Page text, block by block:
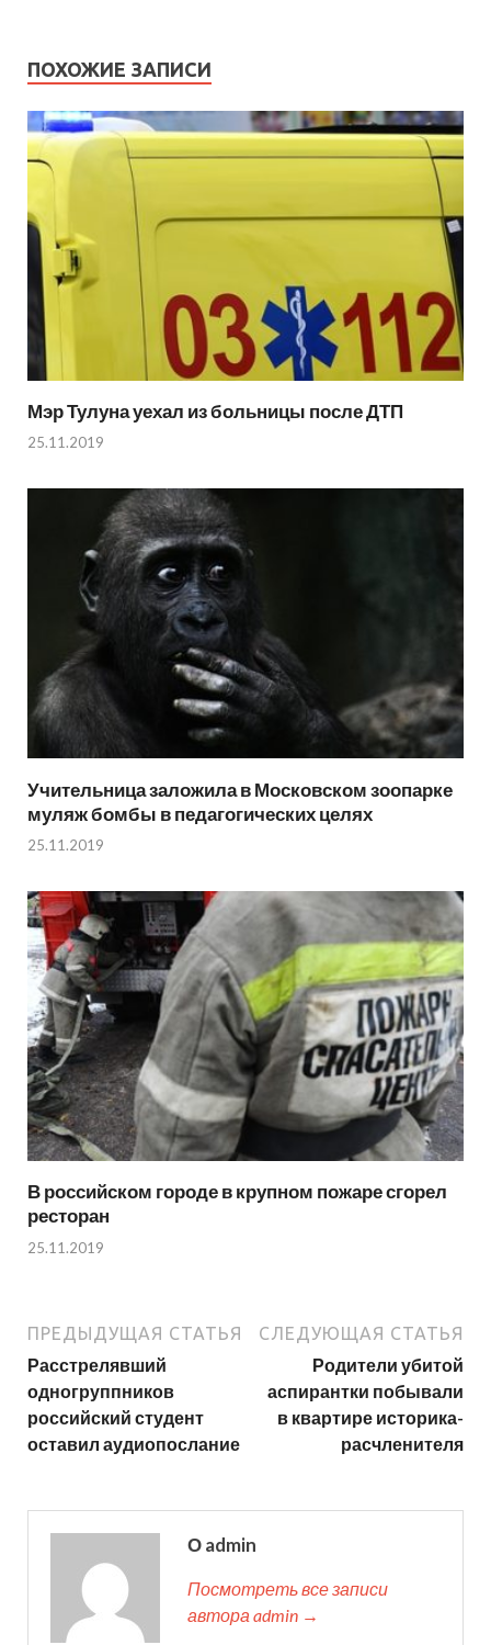
ПОХОЖИЕ ЗАПИСИ
Мэр Тулуна уехал из больницы после ДТП
25.11.2019
Учительница заложила в Московском зоопарке
муляж бомбы в педагогических целях
25.11.2019
В российском городе в крупном пожаре сгорел
ресторан
25.11.2019
ПРЕДЫДУЩАЯ СТАТЬЯ
Расстрелявший
одногруппников
российский студент
оставил аудиопослание
СЛЕДУЮЩАЯ СТАТЬЯ
Родители убитой
аспирантки побывали
в квартире историка-
расчленителя
О admin
Посмотреть все записи
автора admin →